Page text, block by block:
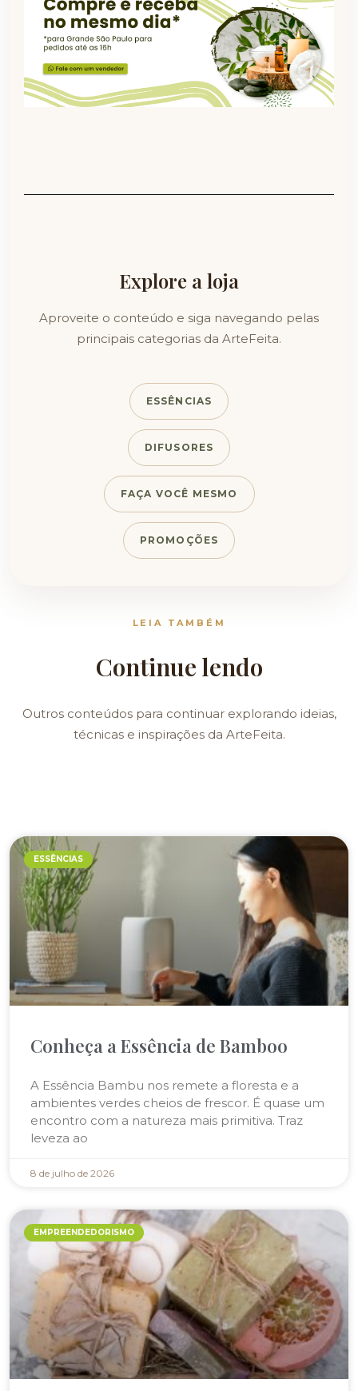
Explore a loja
Aproveite o conteúdo e siga navegando pelas
principais categorias da ArteFeita.
ESSÊNCIAS
DIFUSORES
FAÇA VOCÊ MESMO
PROMOÇÕES
LEIA TAMBÉM
Continue lendo
Outros conteúdos para continuar explorando ideias,
técnicas e inspirações da ArteFeita.
ESSÊNCIAS
Conheça a Essência de Bamboo
A Essência Bambu nos remete a floresta e a
ambientes verdes cheios de frescor. É quase um
encontro com a natureza mais primitiva. Traz
leveza ao
8 de julho de 2026
EMPREENDEDORISMO